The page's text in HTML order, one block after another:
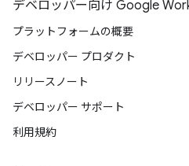
デベロッパー向け Google
プラットフォームの概要
デベロッパー プロダクト
リリースノート
デベロッパー サポート
利用規約